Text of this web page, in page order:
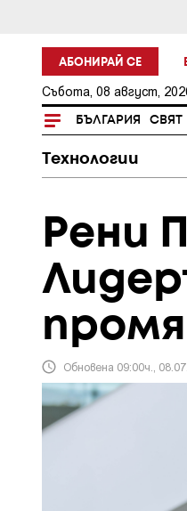
АБОНИРАЙ СЕ
Събота, 08 август,
БЪЛГАРИЯ СВЯТ
Технологии
Рени
Обновена 09:00ч.,